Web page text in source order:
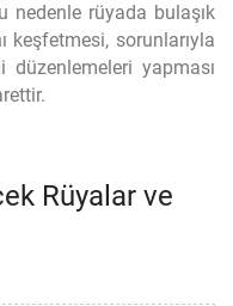
nedenle rüyada bulaşık
keşfetmesi, sorunlarıyla
düzenlemeleri yapması
Rüyalar ve